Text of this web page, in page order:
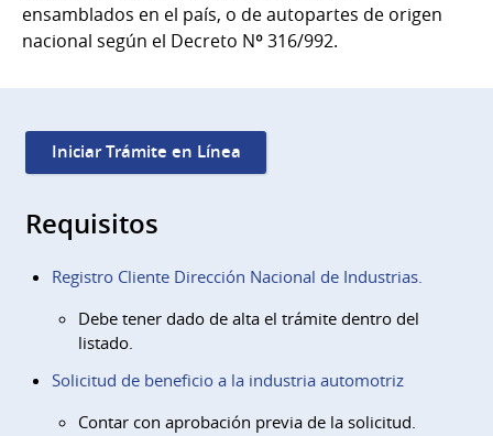
ensamblados en el país, o de autopartes de origen
nacional según el Decreto Nº 316/992.
Iniciar Trámite en Línea
Requisitos
Registro Cliente Dirección Nacional de Industrias.
Debe tener dado de alta el trámite dentro del
listado.
Solicitud de beneficio a la industria automotriz
Contar con aprobación previa de la solicitud.